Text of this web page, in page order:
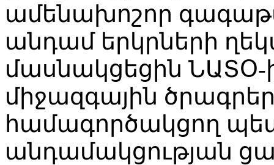
ամենախոշոր
անդամ երկրների
մասնակցեցին ՆԱՏՕ-
միջազգային
համագործակցող
անդամակցության